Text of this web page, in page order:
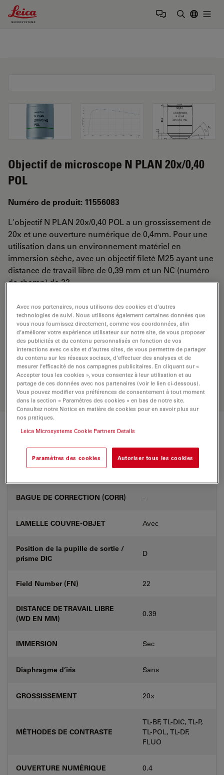
Leica Microsystems Logo
Objectif de microscope N PLAN 20x/0,40
POL
Numéro de produit: 11556083
L'objectif N PLAN 20x/0,40 POL a un grossissement de
20x et une ouverture numérique de 0,4mm. Pour une
utilisation dans un environnement matériel en
immersion sèche, avec un objectif fileté M25 ayant une
distance de travail libre de 0,39 mm et un NC (numéro
de champ) de 22.
DEMANDE DE DEVIS
Découvrez la solution idéale.
Explorez notresélecteur d’objectifs
comparez les alternatives et trouvez
l’option la mieux adaptée à vos
besoins.
Caractéristiques techniques
Numéro de produit 11556083
BAGUE DE CORRECTION (CORR) -
LAMELLE COUVRE-OBJET Avec
Position de la pupille de sortie /
prisme DIC
D
Field Number (FN) 22
DISTANCE DE TRAVAIL LIBRE
(WD EN MM)
0.39
IMMERSION Sec
Diaphragme d’iris Sans
GROSSISSEMENT 20⨉
MÉTHODES DE CONTRASTE
TL-BF, TL-DIC, TL-P,
TL-POL, TL-DF,
FLUO
OUVERTURE NUMÉRIQUE 0.4
Avec nos partenaires, nous utilisons des cookies et d’autres
technologies de suivi. Nous utilisons également certaines données que
vous nous fournissez directement, comme vos coordonnées, afin
d’améliorer votre expérience utilisateur sur notre site, de vous proposer
des publicités et du contenu personnalisés en fonction de vos
interactions avec ce site et d’autres sites, de vous permettre de partager
du contenu sur les réseaux sociaux, d’effectuer des analyses et de
mesurer l’efficacité de nos campagnes publicitaires. En cliquant sur «
Accepter tous les cookies », vous consentez à leur utilisation et au
partage de ces données avec nos partenaires (voir le lien ci-dessous).
Vous pouvez modifier vos préférences de consentement à tout moment
dans la section « Paramètres des cookies » en bas de notre site.
Consultez notre Notice en matière de cookies pour en savoir plus sur
nos pratiques.
Leica Microsystems Cookie Partners Details
Paramètres des cookies Autoriser tous les cookies